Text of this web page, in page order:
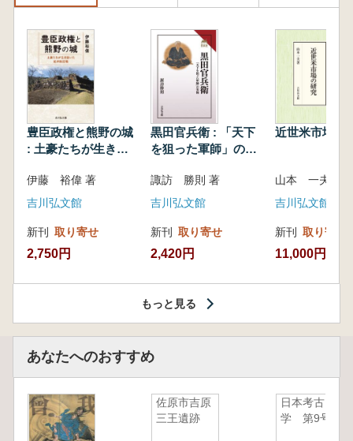
豊臣政権と熊野の城
: 土豪たちが生き抜
伊藤 裕偉 著
吉川弘文館
新刊 取り寄せ
2,750円
黒田官兵衛 : 「天下
を狙った軍師」の実
諏訪 勝則 著
吉川弘文館
新刊 取り寄せ
2,420円
近世米市場の
山本 一夫
吉川弘文館
新刊 取り寄せ
11,000円
もっと見る
あなたへのおすすめ
佐原市吉原
三王遺跡
日本考古
学 第9号